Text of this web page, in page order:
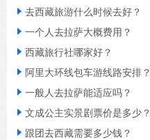
 去西藏旅游什么时候去好？
 一个人去拉萨大概费用？
 西藏旅行社哪家好？
 阿里大环线包车游线路安排？
 一般人去拉萨能适应吗？
 文成公主实景剧票价是多少？
 跟团去西藏需要多少钱？